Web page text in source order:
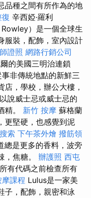
品種之間有所作為的地
辛西婭·羅利
Rowley）是一個全球生
服裝，配飾，室內設計
證照 網路行銷公司
的美國三明治連鎖
非傳統地點的新鮮三
，學校，辦公大樓，
說威士忌或威士忌的
精。 新竹 按摩 蘇格蘭
更堅硬，也感覺到泥
搜索 下午茶外燴 撥筋領
總是更多的香料，波旁
，焦糖。 辦護照 西屯
有代碼之前檢查所有
課程 Lulus是一家美
子，配飾，親密和泳